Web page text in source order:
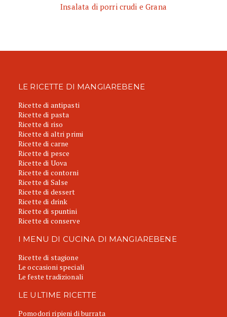
Insalata di porri crudi e Grana
LE RICETTE DI MANGIAREBENE
Ricette di antipasti
Ricette di pasta
Ricette di riso
Ricette di altri primi
Ricette di carne
Ricette di pesce
Ricette di Uova
Ricette di contorni
Ricette di Salse
Ricette di dessert
Ricette di drink
Ricette di spuntini
Ricette di conserve
I MENU DI CUCINA DI MANGIAREBENE
Ricette di stagione
Le occasioni speciali
Le feste tradizionali
LE ULTIME RICETTE
Pomodori ripieni di burrata